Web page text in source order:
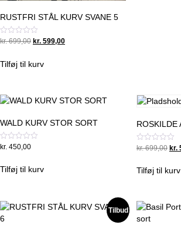
RUSTFRI STÅL KURV SVANE 5
Vurderet
af
5
kr.699,00 Original
kr. 599,00Current
Tilføj til kurv
WALD KURV STOR SORT
Vurderet
af
5
kr. 450,00
Tilføj til kurv
ROSKILDE
Vurderet
af
5
kr.699,00 kr.
Tilføj til kurv
Tilbud